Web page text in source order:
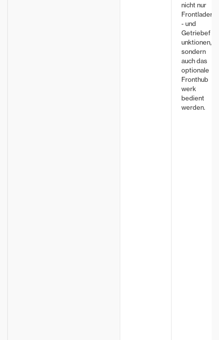
nicht nur
Frontlader
- und
Getriebef
unktionen,
sondern
auch das
optionale
Fronthub
werk
bedient
werden.